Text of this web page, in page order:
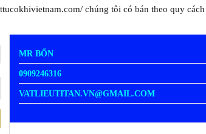
chúng tôi có bán theo quy
MR BỐN
0909246316
VATLIEUTITAN.VN@GMAIL.COM